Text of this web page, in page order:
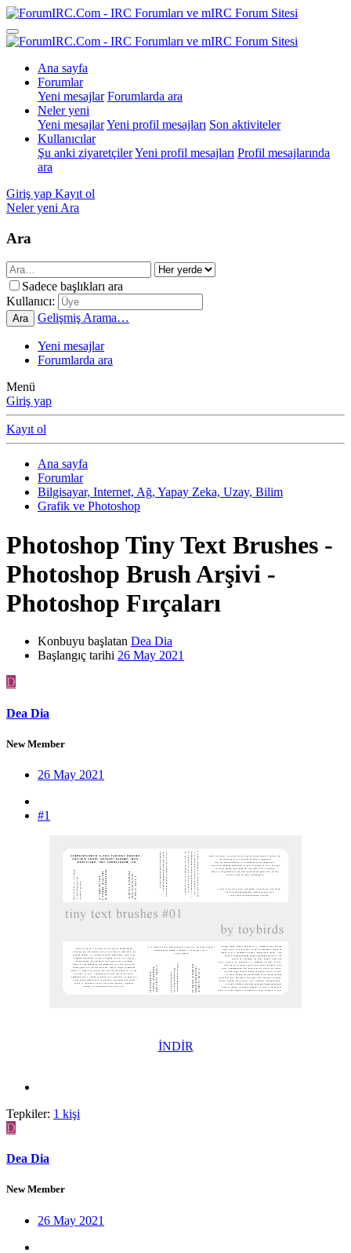
Ana sayfa
Forumlar
Yeni mesajlar Forumlarda ara
Neler yeni
Yeni mesajlarYeni profil mesajları Son aktiviteler
Kullanıcılar
Şu anki ziyaretçilerYeni profil mesajları Profil mesajlarında
ara
Giriş yap Kayıt ol
Neler yeni Ara
Ara
Sadece başlıkları ara
Kullanıcı:
Ara Gelişmiş Arama…
Yeni mesajlar
Forumlarda ara
Menü
Giriş yap
Kayıt ol
Ana sayfa
Forumlar
Bilgisayar, Internet, Ağ, Yapay Zeka, Uzay, Bilim
Grafik ve Photoshop
Photoshop Tiny Text Brushes -
Photoshop Brush Arşivi -
Photoshop Fırçaları
Konbuyu başlatan Dea Dia
Başlangıç tarihi 26 May 2021
D
Dea Dia
New Member
26 May 2021
#1
İNDİR
Tepkiler: 1 kişi
D
Dea Dia
New Member
26 May 2021